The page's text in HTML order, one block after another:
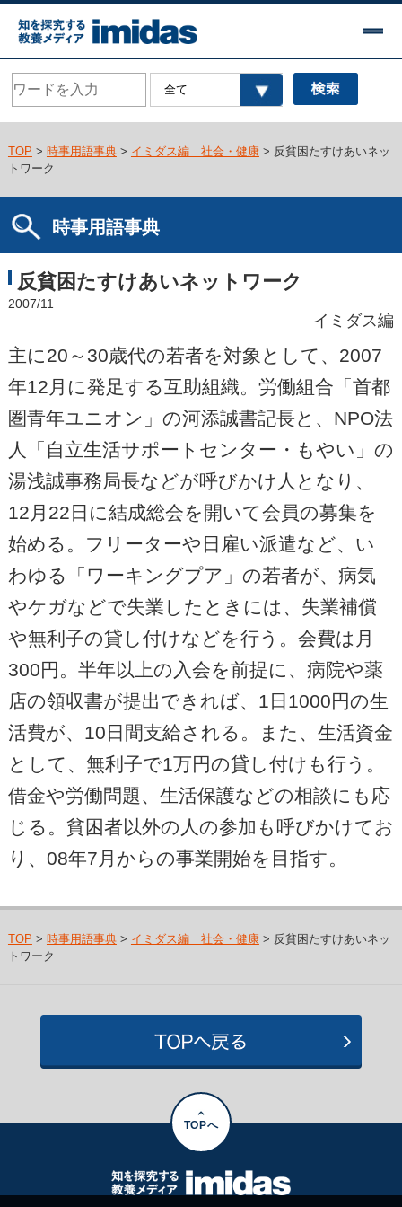
TOP > 時事用語事典> イミダス編 社会・健康> 反貧困たすけあいネッ
トワーク
時事用語事典
反貧困たすけあいネットワーク
2007/11
イミダス編
主に20～30歳代の若者を対象として、2007
年12月に発足する互助組織。労働組合「首都
圏青年ユニオン」の河添誠書記長と、NPO法
人「自立生活サポートセンター・もやい」の
湯浅誠事務局長などが呼びかけ人となり、
12月22日に結成総会を開いて会員の募集を
始める。フリーターや日雇い派遣など、い
わゆる「ワーキングプア」の若者が、病気
やケガなどで失業したときには、失業補償
や無利子の貸し付けなどを行う。会費は月
300円。半年以上の入会を前提に、病院や薬
店の領収書が提出できれば、1日1000円の生
活費が、10日間支給される。また、生活資金
として、無利子で1万円の貸し付けも行う。
借金や労働問題、生活保護などの相談にも応
じる。貧困者以外の人の参加も呼びかけてお
り、08年7月からの事業開始を目指す。
TOP > 時事用語事典> イミダス編 社会・健康> 反貧困たすけあいネッ
トワーク
TOPへ